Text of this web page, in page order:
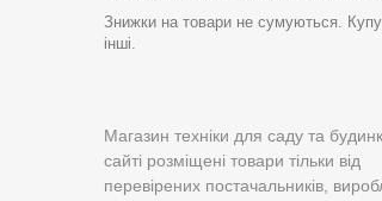
Знижки на товари не сумуються.
інші.
Магазин техніки для саду та
сайті розміщені товари тільки від
перевірених постачальників,